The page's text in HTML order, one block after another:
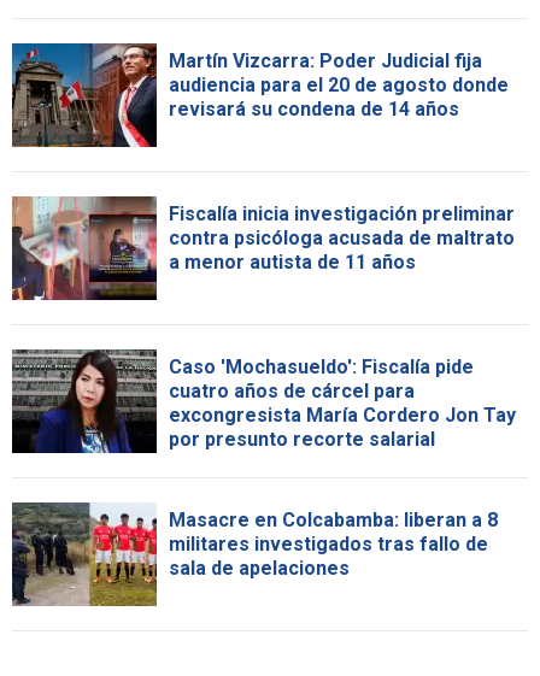
Martín Vizcarra: Poder Judicial fija
audiencia para el 20 de agosto donde
revisará su condena de 14 años
Fiscalía inicia investigación preliminar
contra psicóloga acusada de maltrato
a menor autista de 11 años
Caso 'Mochasueldo': Fiscalía pide
cuatro años de cárcel para
excongresista María Cordero Jon Tay
por presunto recorte salarial
Masacre en Colcabamba: liberan a 8
militares investigados tras fallo de
sala de apelaciones